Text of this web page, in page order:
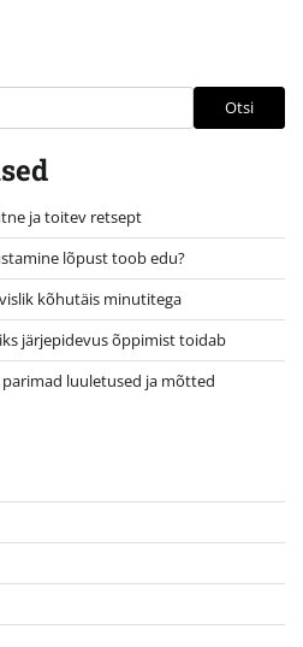
Otsi
ja toitev retsept
lõpust toob edu?
kõhutäis minutitega
järjepidevus õppimist toidab
luuletused ja mõtted